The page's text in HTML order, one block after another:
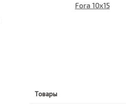
Fora 10x15
Товары